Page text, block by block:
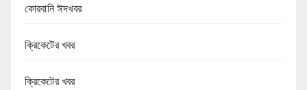
কোরবানি ঈদখবর
ক্রিকেটের খবর
ক্রিকেটের খবর